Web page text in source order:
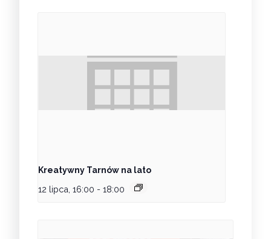
Kreatywny Tarnów na lato
12 lipca, 16:00 - 18:00